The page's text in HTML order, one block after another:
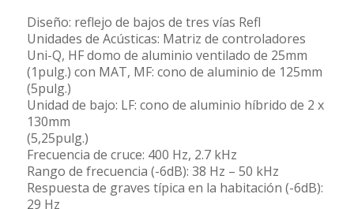
Diseño: reflejo de bajos de tres vías Refl
Unidades de Acústicas: Matriz de controladores
Uni-Q, HF domo de aluminio ventilado de 25mm
(1pulg.) con MAT, MF: cono de aluminio de 125mm
(5pulg.)
Unidad de bajo: LF: cono de aluminio híbrido de 2 x
130mm
(5,25pulg.)
Frecuencia de cruce: 400 Hz, 2.7 kHz
Rango de frecuencia (-6dB): 38 Hz – 50 kHz
Respuesta de graves típica en la habitación (-6dB):
29 Hz